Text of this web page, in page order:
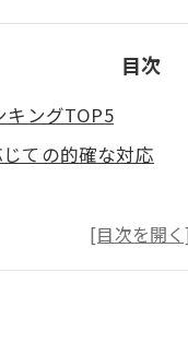
目次
キングTOP5
ての的確な対応
」実際に通う人が
る！パーソナルジ